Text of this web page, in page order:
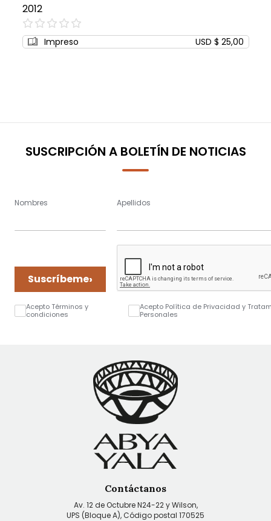
2012
0%
Impreso USD $ 25,00
SUSCRIPCIÓN A BOLETÍN DE NOTICIAS
Nombres Apellidos
Suscríbeme›
Acepto Términos y
condiciones
Acepto Política de Privacidad y
Personales
Contáctanos
Av. 12 de Octubre N24-22 y Wilson,
UPS (Bloque A), Código postal 170525